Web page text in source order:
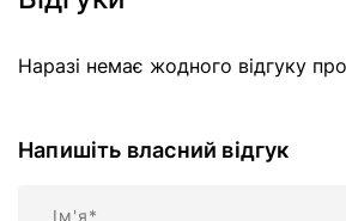
Наразі немає жодного відгуку
Напишіть власний відгук